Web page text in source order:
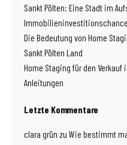
Sankt Pölten: Eine Stadt im
Die Bedeutung von Home
Sankt Pölten Land
Home Staging für den
Anleitungen
Letzte Kommentare
clara grün zu Wie bestimmt